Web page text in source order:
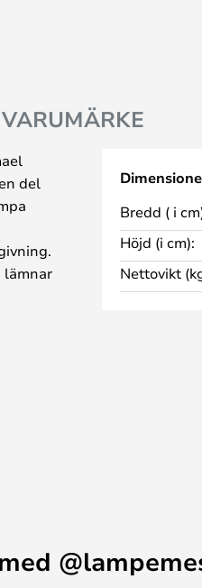
VARUMÄRKE
del
lämnar
Bredd ( i
Höjd (i cm):
Nettovikt